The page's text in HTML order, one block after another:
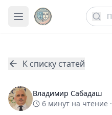
К списку статей
Владимир Сабадаш
6 минут на чтение ·